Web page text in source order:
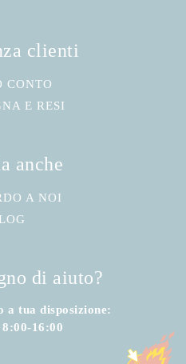
clienti
CONTO
E RESI
anche
A NOI
di aiuto?
a tua disposizione:
16:00